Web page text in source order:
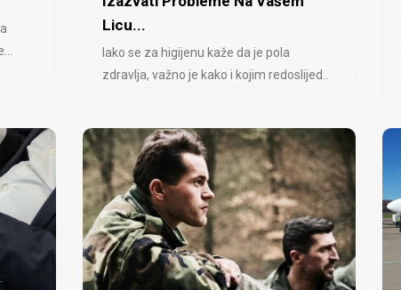
Licu...
Iako se za higijenu kaže da je pola
zdravlja, važno je kako i kojim redoslijed..